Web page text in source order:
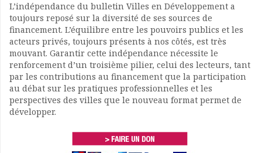
L’indépendance du bulletin Villes en Développement a
toujours reposé sur la diversité de ses sources de
financement. L’équilibre entre les pouvoirs publics et les
acteurs privés, toujours présents à nos côtés, est très
mouvant. Garantir cette indépendance nécessite le
renforcement d’un troisième pilier, celui des lecteurs, tant
par les contributions au financement que la participation
au débat sur les pratiques professionnelles et les
perspectives des villes que le nouveau format permet de
développer.